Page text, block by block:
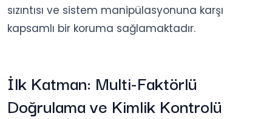
sızıntısı ve sistem manipülasyonuna karşı
kapsamlı bir koruma sağlamaktadır.
İlk Katman: Multi-Faktörlü
Doğrulama ve Kimlik Kontrolü